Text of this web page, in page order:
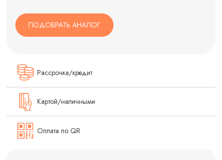
ПОДОБРАТЬ АНАЛОГ
Рассрочка/кредит
Картой/наличными
Оплата по QR